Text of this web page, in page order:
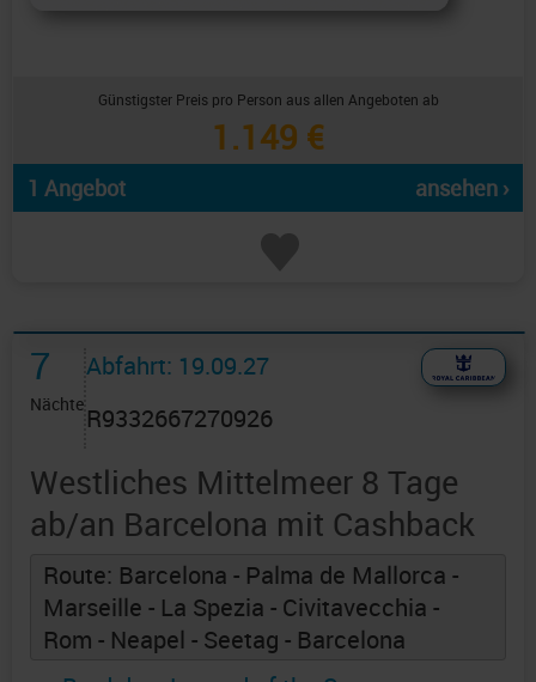
Günstigster Preis pro Person aus allen Angeboten ab
1.149 €
1 Angebot ansehen ›
7
Nächte
Abfahrt: 19.09.27
R9332667270926
Westliches Mittelmeer 8 Tage
ab/an Barcelona mit Cashback
Route: Barcelona - Palma de Mallorca -
Marseille - La Spezia - Civitavecchia -
Rom - Neapel - Seetag - Barcelona